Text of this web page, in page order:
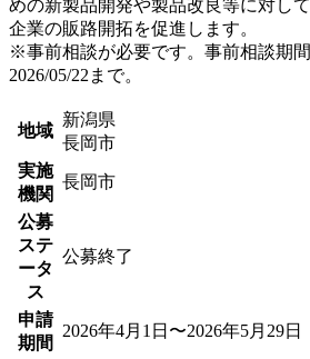
めの新製品開発や製品改良等に対し
企業の販路開拓を促進します。
※事前相談が必要です。事前相談期間
2026/05/22まで。
地域
新潟県
長岡市
実施
機関
長岡市
公募
ステ
ータ
ス
公募終了
申請
期間
2026年4月1日〜2026年5月29日